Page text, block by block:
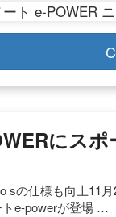
にス
sの仕様も向上11
e-powerが登場 …